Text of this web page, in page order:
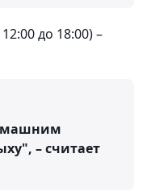
до 18:00) –
– считает